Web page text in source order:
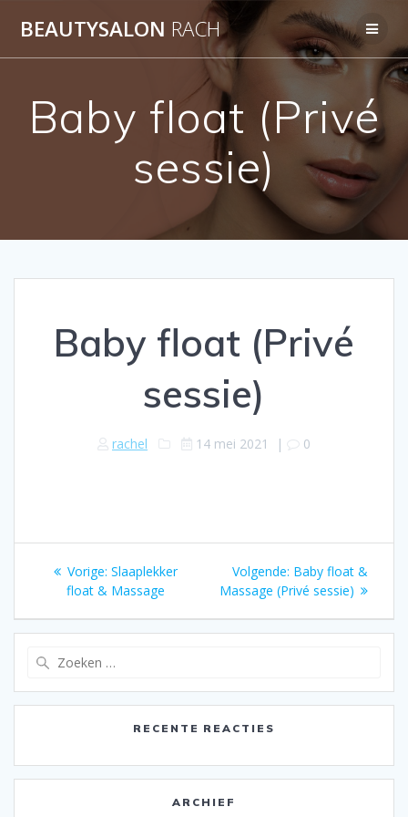
Ga
naar
de
inhoud
BEAUTYSALON RACH
Baby float (Privé
sessie)
Baby float (Privé
sessie)
rachel 14 mei 2021 | 0
Bericht
navigatie
Vorige: Vorig
bericht:
Slaaplekker
float & Massage
Volgende: Volgend
bericht:
Baby float &
Massage (Privé sessie)
RECENTE REACTIES
ARCHIEF